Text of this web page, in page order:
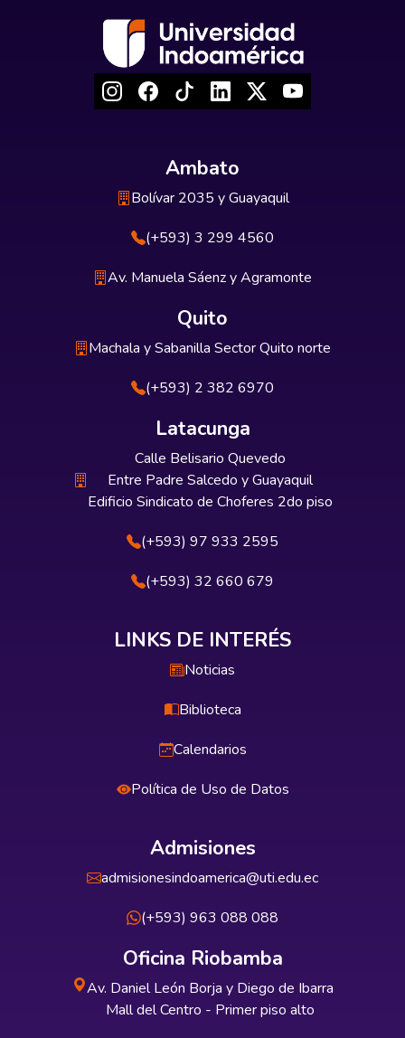
Ambato
Bolívar 2035 y Guayaquil
(+593) 3 299 4560
Av. Manuela Sáenz y Agramonte
Quito
Machala y Sabanilla Sector Quito norte
(+593) 2 382 6970
Latacunga
Calle Belisario Quevedo
Entre Padre Salcedo y Guayaquil
Edificio Sindicato de Choferes 2do piso
(+593) 97 933 2595
(+593) 32 660 679
LINKS DE INTERÉS
Noticias
Biblioteca
Calendarios
Política de Uso de Datos
Admisiones
admisionesindoamerica@uti.edu.ec
(+593) 963 088 088
Oficina Riobamba
Av. Daniel León Borja y Diego de Ibarra
Mall del Centro - Primer piso alto